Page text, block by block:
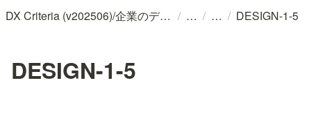
DX Criteria (v202506)/企業のデジタル化とソフトウェア活用のためのガイドライン / / / DESIGN-1-5
DESIGN-1-5